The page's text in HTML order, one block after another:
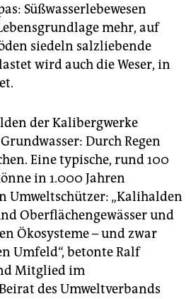
Süßwasserlebewesen
mehr, auf
siedeln salzliebende
wird auch die Weser, in
der Kalibergwerke
Durch Regen
Eine typische, rund 100
in 1.000 Jahren
Umweltschützer: „Kalihalden
Oberflächengewässer und
Ökosysteme – und zwar
Umfeld“, betonte Ralf
Mitglied im
des Umweltverbands